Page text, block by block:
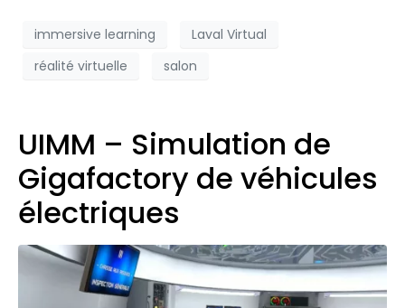
immersive learning
Laval Virtual
réalité virtuelle
salon
UIMM – Simulation de
Gigafactory de véhicules
électriques